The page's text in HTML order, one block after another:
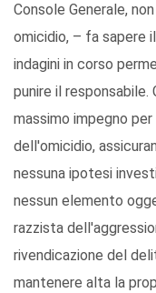
Console Generale,
omicidio, – fa sapere
indagini in corso
punire il responsabile.
massimo impegno
dell'omicidio,
nessuna ipotesi
nessun elemento
razzista
rivendicazione del
mantenere alta la